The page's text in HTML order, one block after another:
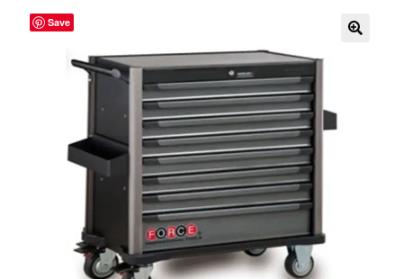
Betalen en Verzenden
Contact
Klantenservice
Linkpartners
Save